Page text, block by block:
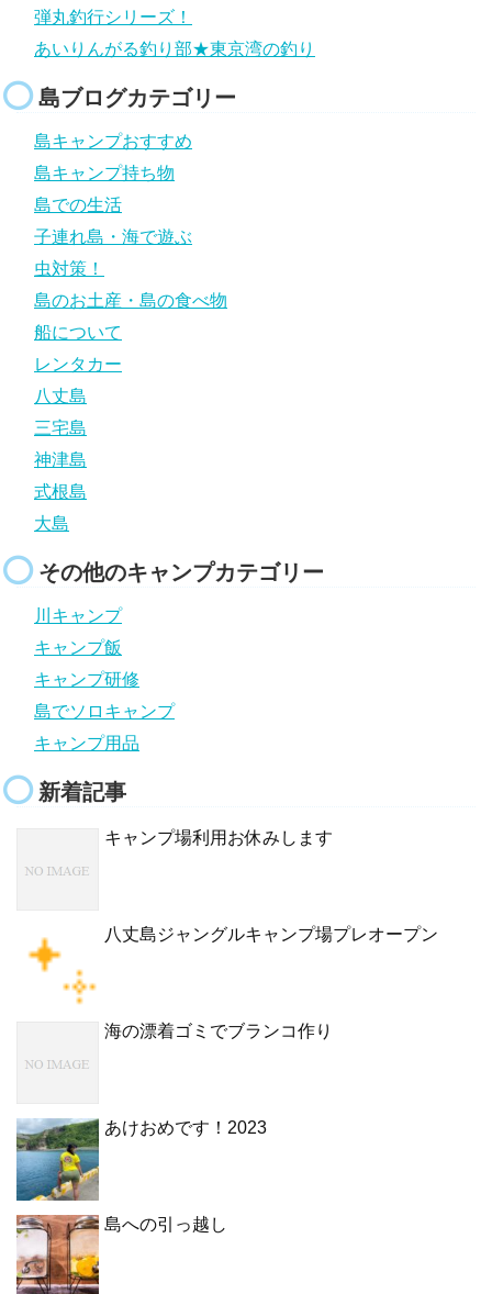
弾丸釣行シリーズ！
あいりんがる釣り部★東京湾の釣り
島ブログカテゴリー
島キャンプおすすめ
島キャンプ持ち物
島での生活
子連れ島・海で遊ぶ
虫対策！
島のお土産・島の食べ物
船について
レンタカー
八丈島
三宅島
神津島
式根島
大島
その他のキャンプカテゴリー
川キャンプ
キャンプ飯
キャンプ研修
島でソロキャンプ
キャンプ用品
新着記事
キャンプ場利用お休みします
八丈島ジャングルキャンプ場プレオープン
海の漂着ゴミでブランコ作り
あけおめです！2023
島への引っ越し